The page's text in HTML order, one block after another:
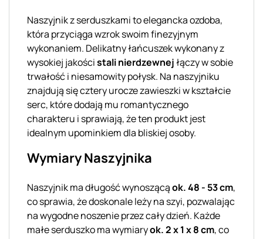
Naszyjnik z serduszkami to elegancka ozdoba,
która przyciąga wzrok swoim finezyjnym
wykonaniem. Delikatny łańcuszek wykonany z
wysokiej jakościstali nierdzewnejłączy w sobie
trwałość i niesamowity połysk. Na naszyjniku
znajdują się cztery urocze zawieszki w kształcie
serc, które dodają mu romantycznego
charakteru i sprawiają, że ten produkt jest
idealnym upominkiem dla bliskiej osoby.
Wymiary Naszyjnika
Naszyjnik ma długość wynoszącąok. 48 - 53 cm,
co sprawia, że doskonale leży na szyi, pozwalając
na wygodne noszenie przez cały dzień. Każde
małe serduszko ma wymiaryok. 2 x 1 x 8 cm, co